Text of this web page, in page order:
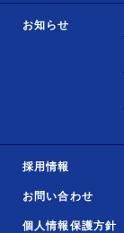
お知らせ
採用情報
お問い合わせ
個人情報保護方針